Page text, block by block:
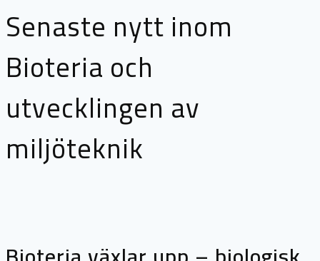
Senaste nytt inom
Bioteria och
utvecklingen av
miljöteknik